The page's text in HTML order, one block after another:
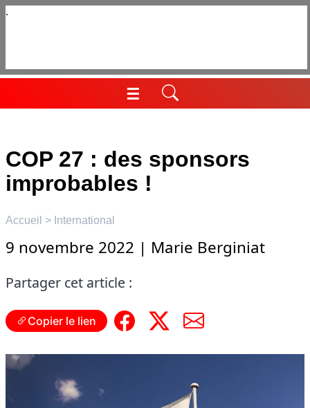
Aller
☰
Menu
COP 27 : des sponsors
improbables !
Accueil > International
9 novembre 2022 | Marie Berginiat
Partager cet article :
Copier le lien